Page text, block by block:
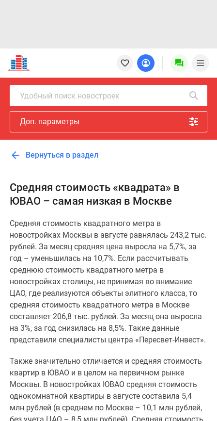
Новостройки
Квартиры
Ипотека
Новостройки
Москвы
Новостройки
Подмосковья
Новостройки
Москвы
Готовые
новостройки
Новостройки
Специальные
предложения
Коммерческие
помещения
Продавцы
застройщики
Панорамы
новостроек
Видеообзор
новостроек
Экспертиза
Экология
Подмосковья
Удобный поиск новостроек
Доп. параметры
Вернуться в раздел
Средняя стоимость «квадрата» в
ЮВАО – самая низкая в Москве
Средняя стоимость квадратного метра в
новостройках Москвы в августе равнялась 243,2 тыс.
рублей. За месяц средняя цена выросла на 5,7%, за
год – уменьшилась на 10,7%. Если рассчитывать
среднюю стоимость квадратного метра в
новостройках столицы, не принимая во внимание
ЦАО, где реализуются объекты элитного класса, то
средняя стоимость квадратного метра в Москве
составляет 206,8 тыс. рублей. За месяц она выросла
на 3%, за год снизилась на 8,5%. Такие данные
представили специалисты центра «Пересвет-Инвест».
Также значительно отличается и средняя стоимость
квартир в ЮВАО и в целом на первичном рынке
Москвы. В новостройках ЮВАО средняя стоимость
однокомнатной квартиры в августе составила 5,4
млн рублей (в среднем по Москве – 10,1 млн рублей,